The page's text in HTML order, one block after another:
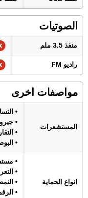
الصوتيات
منفذ 3.5 ملم
راديو FM
مواصفات اخرى
المستشعرات
•
•
•
•
انواع الحماية
•
•
•
•